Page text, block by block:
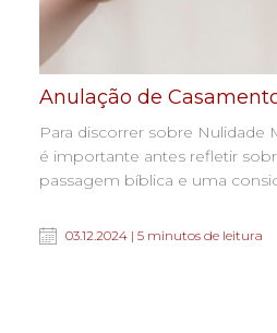
Anulação de
Para discorrer sobre Nulidade
é importante antes refletir
passagem bíblica e uma
03.12.2024 | 5 minutos de leitura